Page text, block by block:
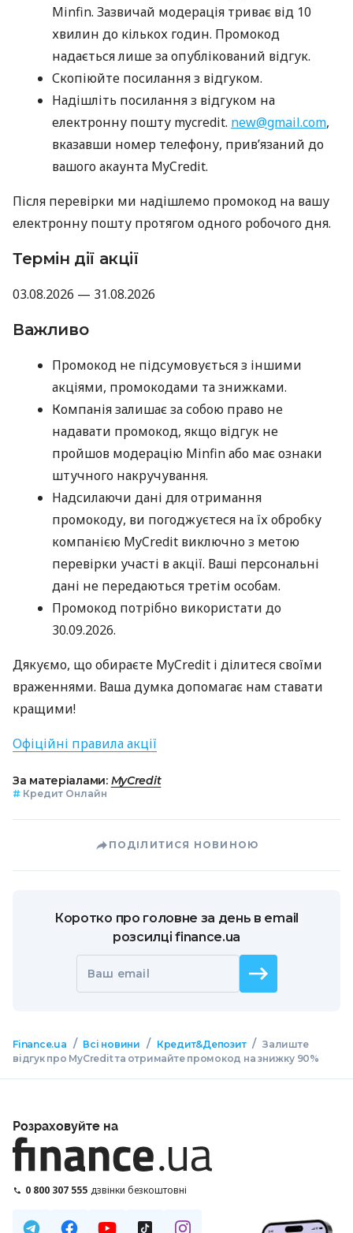
Minfin. Зазвичай модерація триває від 10
хвилин до кількох годин. Промокод
надається лише за опублікований відгук.
Скопіюйте посилання з відгуком.
Надішліть посилання з відгуком на
електронну пошту mycredit. new@gmail.com,
вказавши номер телефону, прив’язаний до
вашого акаунта MyCredit.
Після перевірки ми надішлемо промокод на вашу
електронну пошту протягом одного робочого дня.
Термін дії акції
03.08.2026 — 31.08.2026
Важливо
Промокод не підсумовується з іншими
акціями, промокодами та знижками.
Компанія залишає за собою право не
надавати промокод, якщо відгук не
пройшов модерацію Minfin або має ознаки
штучного накручування.
Надсилаючи дані для отримання
промокоду, ви погоджуєтеся на їх обробку
компанією MyCredit виключно з метою
перевірки участі в акції. Ваші персональні
дані не передаються третім особам.
Промокод потрібно використати до
30.09.2026.
Дякуємо, що обираєте MyCredit і ділитеся своїми
враженнями. Ваша думка допомагає нам ставати
кращими!
Офіційні правила акції
За матеріалами: MyCredit
# Кредит Онлайн
ПОДІЛИТИСЯ НОВИНОЮ
Коротко про головне за день в email
розсилці finance.ua
Ваш email
Finance.ua / Всі новини / Кредит&Депозит / Залиште
відгук про MyCredit та отримайте промокод на знижку 90%
Розраховуйте на
0 800 307 555 дзвінки безкоштовні